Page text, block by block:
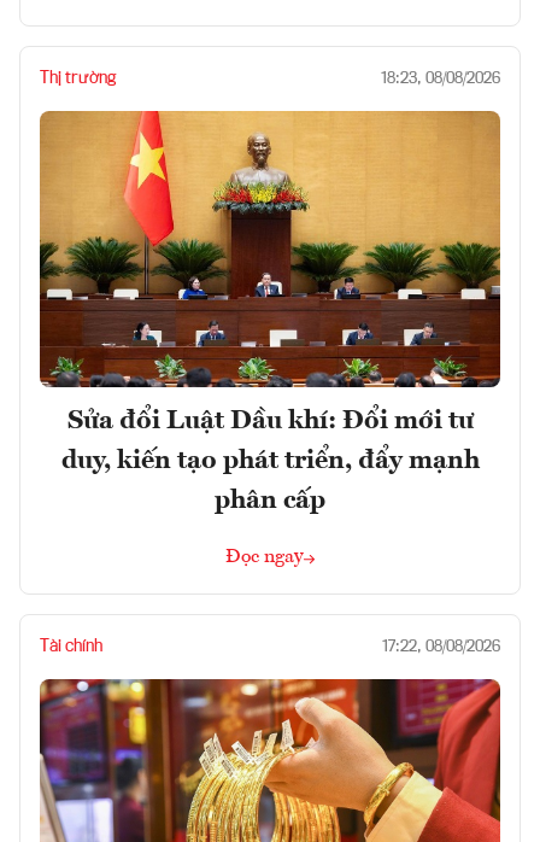
Thị trường 18:23, 08/08/2026
Sửa đổi Luật Dầu khí: Đổi mới tư
duy, kiến tạo phát triển, đẩy mạnh
phân cấp
Đọc ngay
Tài chính 17:22, 08/08/2026